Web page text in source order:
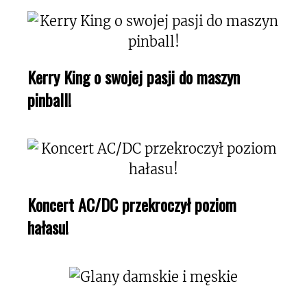
Kerry King o swojej pasji do maszyn
pinball!
Koncert AC/DC przekroczył poziom
hałasu!